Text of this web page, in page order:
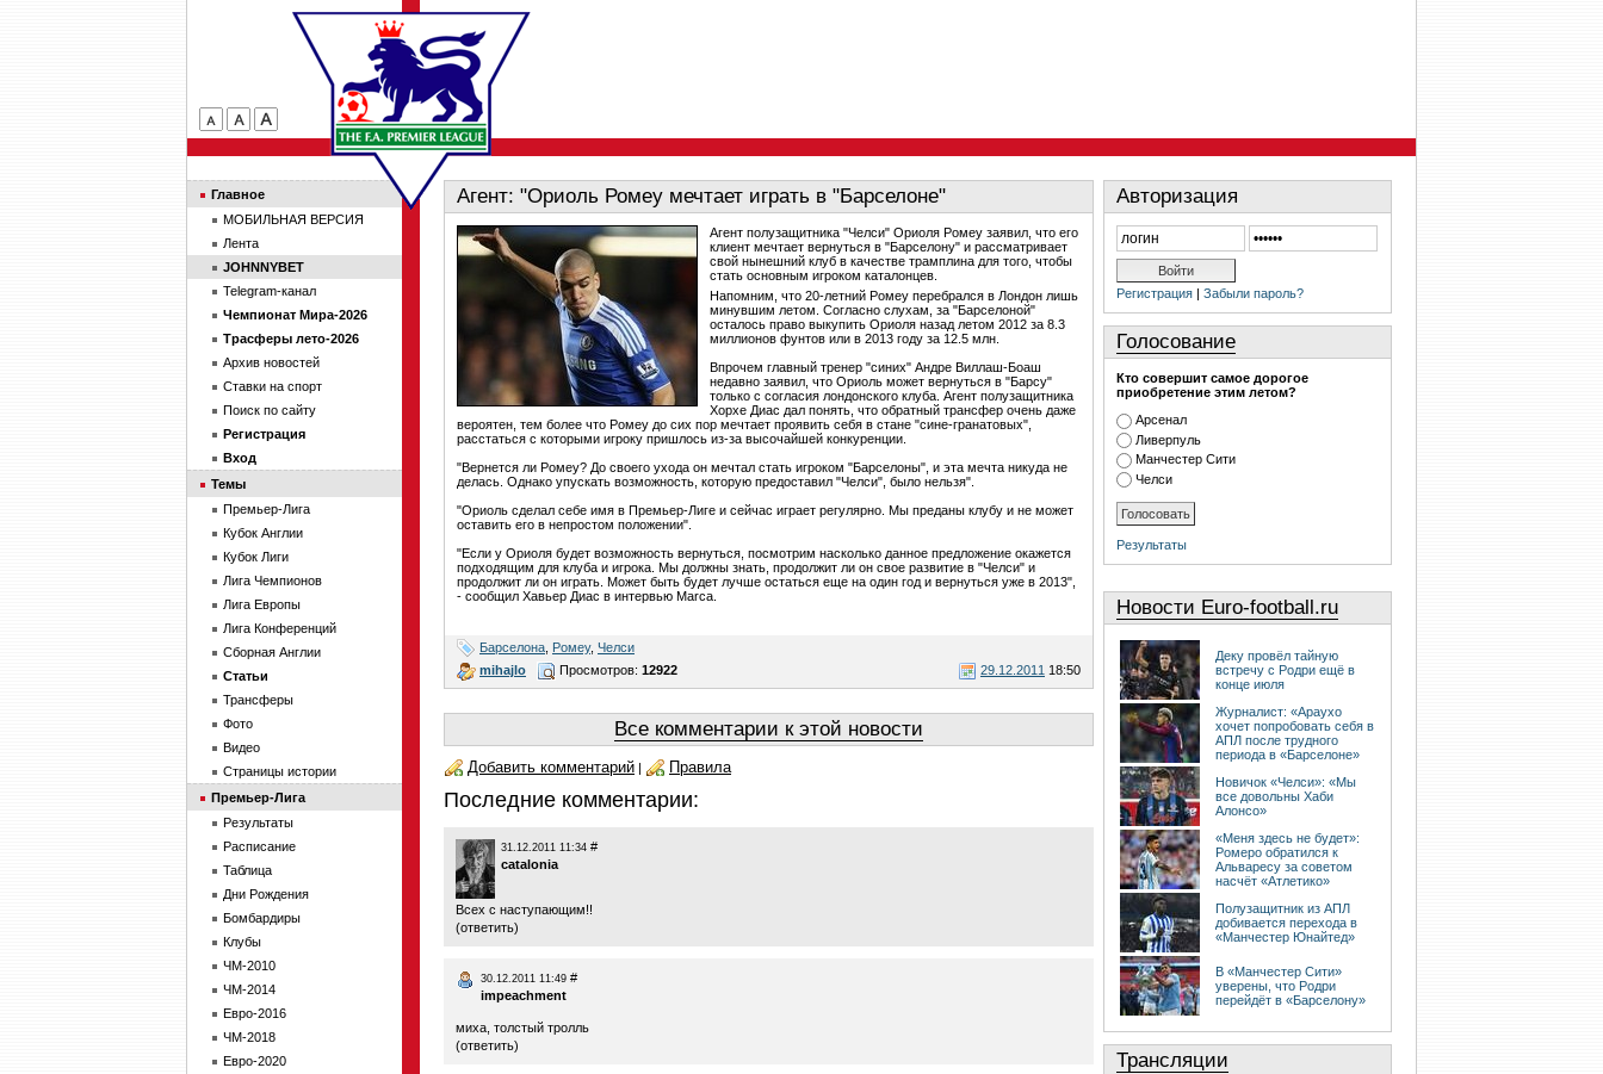
Агент: "Ориоль Ромеу мечтает играть в "Барселоне"
Агент полузащитника "Челси" Ориоля Ромеу заявил, что его
клиент мечтает вернуться в "Барселону" и рассматривает
свой нынешний клуб в качестве трамплина для того, чтобы
стать основным игроком каталонцев.
Напомним, что 20-летний Ромеу перебрался в Лондон лишь
минувшим летом. Согласно слухам, за "Барселоной"
осталось право выкупить Ориоля назад летом 2012 за 8.3
миллионов фунтов или в 2013 году за 12.5 млн.
Впрочем главный тренер "синих" Андре Виллаш-Боаш
недавно заявил, что Ориоль может вернуться в "Барсу"
только с согласия лондонского клуба. Агент полузащитника
Хорхе Диас дал понять, что обратный трансфер очень даже
вероятен, тем более что Ромеу до сих пор мечтает проявить себя в стане "сине-гранатовых",
расстаться с которыми игроку пришлось из-за высочайшей конкуренции.
"Вернется ли Ромеу? До своего ухода он мечтал стать игроком "Барселоны", и эта мечта никуда не
делась. Однако упускать возможность, которую предоставил "Челси", было нельзя".
"Ориоль сделал себе имя в Премьер-Лиге и сейчас играет регулярно. Мы преданы клубу и не может
оставить его в непростом положении".
"Если у Ориоля будет возможность вернуться, посмотрим насколько данное предложение окажется
подходящим для клуба и игрока. Мы должны знать, продолжит ли он свое развитие в "Челси" и
продолжит ли он играть. Может быть будет лучше остаться еще на один год и вернуться уже в 2013",
- сообщил Хавьер Диас в интервью Marca.
Барселона Ромеу, Челси
mihajlo
29.12.2011 18:50
Просмотров: 12922
Все комментарии к этой новости
Добавить комментарий | Правила
Последние комментарии:
31.12.2011 11:34 #
catalonia
Всех с наступающим!!
(ответить)
30.12.2011 11:49 #
impeachment
миха, толстый тролль
(ответить)
Авторизация
Регистрация | Забыли пароль?
Голосование
Кто совершит самое дорогое
приобретение этим летом?
Арсенал
Ливерпуль
Манчестер Сити
Челси
Результаты
Новости Euro-football.ru
Деку провёл тайную
встречу с Родри ещё в
конце июля
Журналист: «Араухо
хочет попробовать себя в
АПЛ после трудного
периода в «Барселоне»
Новичок «Челси»: «Мы
все довольны Хаби
Алонсо»
«Меня здесь не будет»:
Ромеро обратился к
Альваресу за советом
насчёт «Атлетико»
Полузащитник из АПЛ
добивается перехода в
«Манчестер Юнайтед»
В «Манчестер Сити»
уверены, что Родри
перейдёт в «Барселону»
Трансляции
Главное
МОБИЛЬНАЯ ВЕРСИЯ
Лента
JOHNNYBET
Telegram-канал
Чемпионат Мира-2026
Трасферы лето-2026
Архив новостей
Ставки на спорт
Поиск по сайту
Регистрация
Вход
Темы
Премьер-Лига
Кубок Англии
Кубок Лиги
Лига Чемпионов
Лига Европы
Лига Конференций
Сборная Англии
Статьи
Трансферы
Фото
Видео
Страницы истории
Премьер-Лига
Результаты
Расписание
Таблица
Дни Рождения
Бомбардиры
Клубы
ЧМ-2010
ЧМ-2014
Евро-2016
ЧМ-2018
Евро-2020